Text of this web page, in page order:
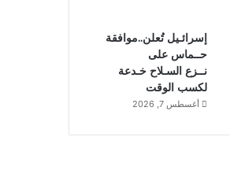
إسرائـيل تُعلن..موافقة
حــماس على
نــزع السـلاح خـدعة
لكسب الوقت
أغسطس 7, 2026